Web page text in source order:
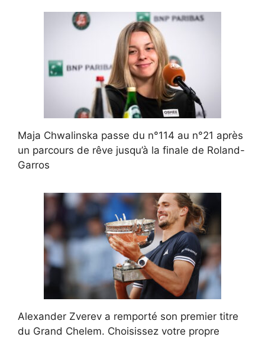
Maja Chwalinska passe du n°114 au n°21 après
un parcours de rêve jusqu’à la finale de Roland-
Garros
Alexander Zverev a remporté son premier titre
du Grand Chelem. Choisissez votre propre